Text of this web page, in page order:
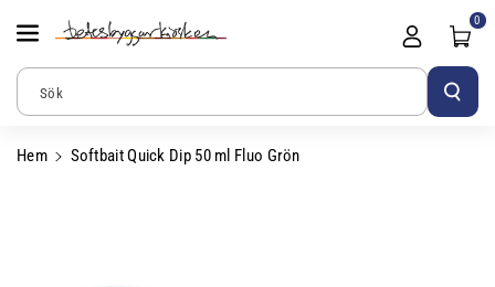
Innehåll
Sök
0
Hem Softbait Quick Dip 50 ml Fluo Grön